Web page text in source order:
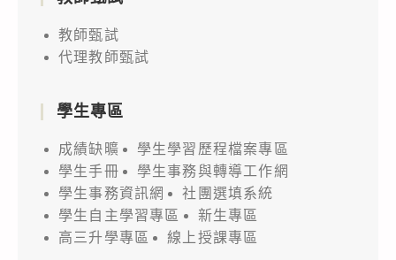
教師甄試
代理教師甄試
學生專區
成績缺曠
學生學習歷程檔案專區
學生手冊
學生事務與轉導工作網
學生事務資訊網
社團選填系統
學生自主學習專區
新生專區
高三升學專區
線上授課專區